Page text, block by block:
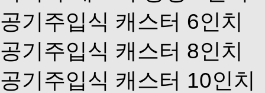
공기주입식 캐스터 6인치
공기주입식 캐스터 8인치
공기주입식 캐스터 10인치